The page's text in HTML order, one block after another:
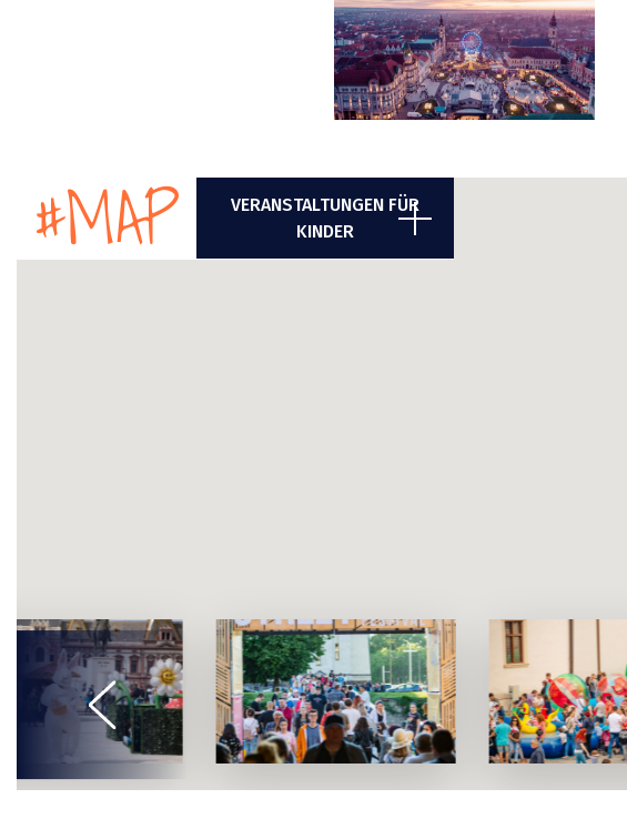
#MAP
VERANSTALTUNGEN FÜR
KINDER